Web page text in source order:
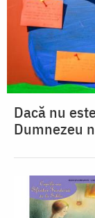
Dacă nu
Dumnezeu